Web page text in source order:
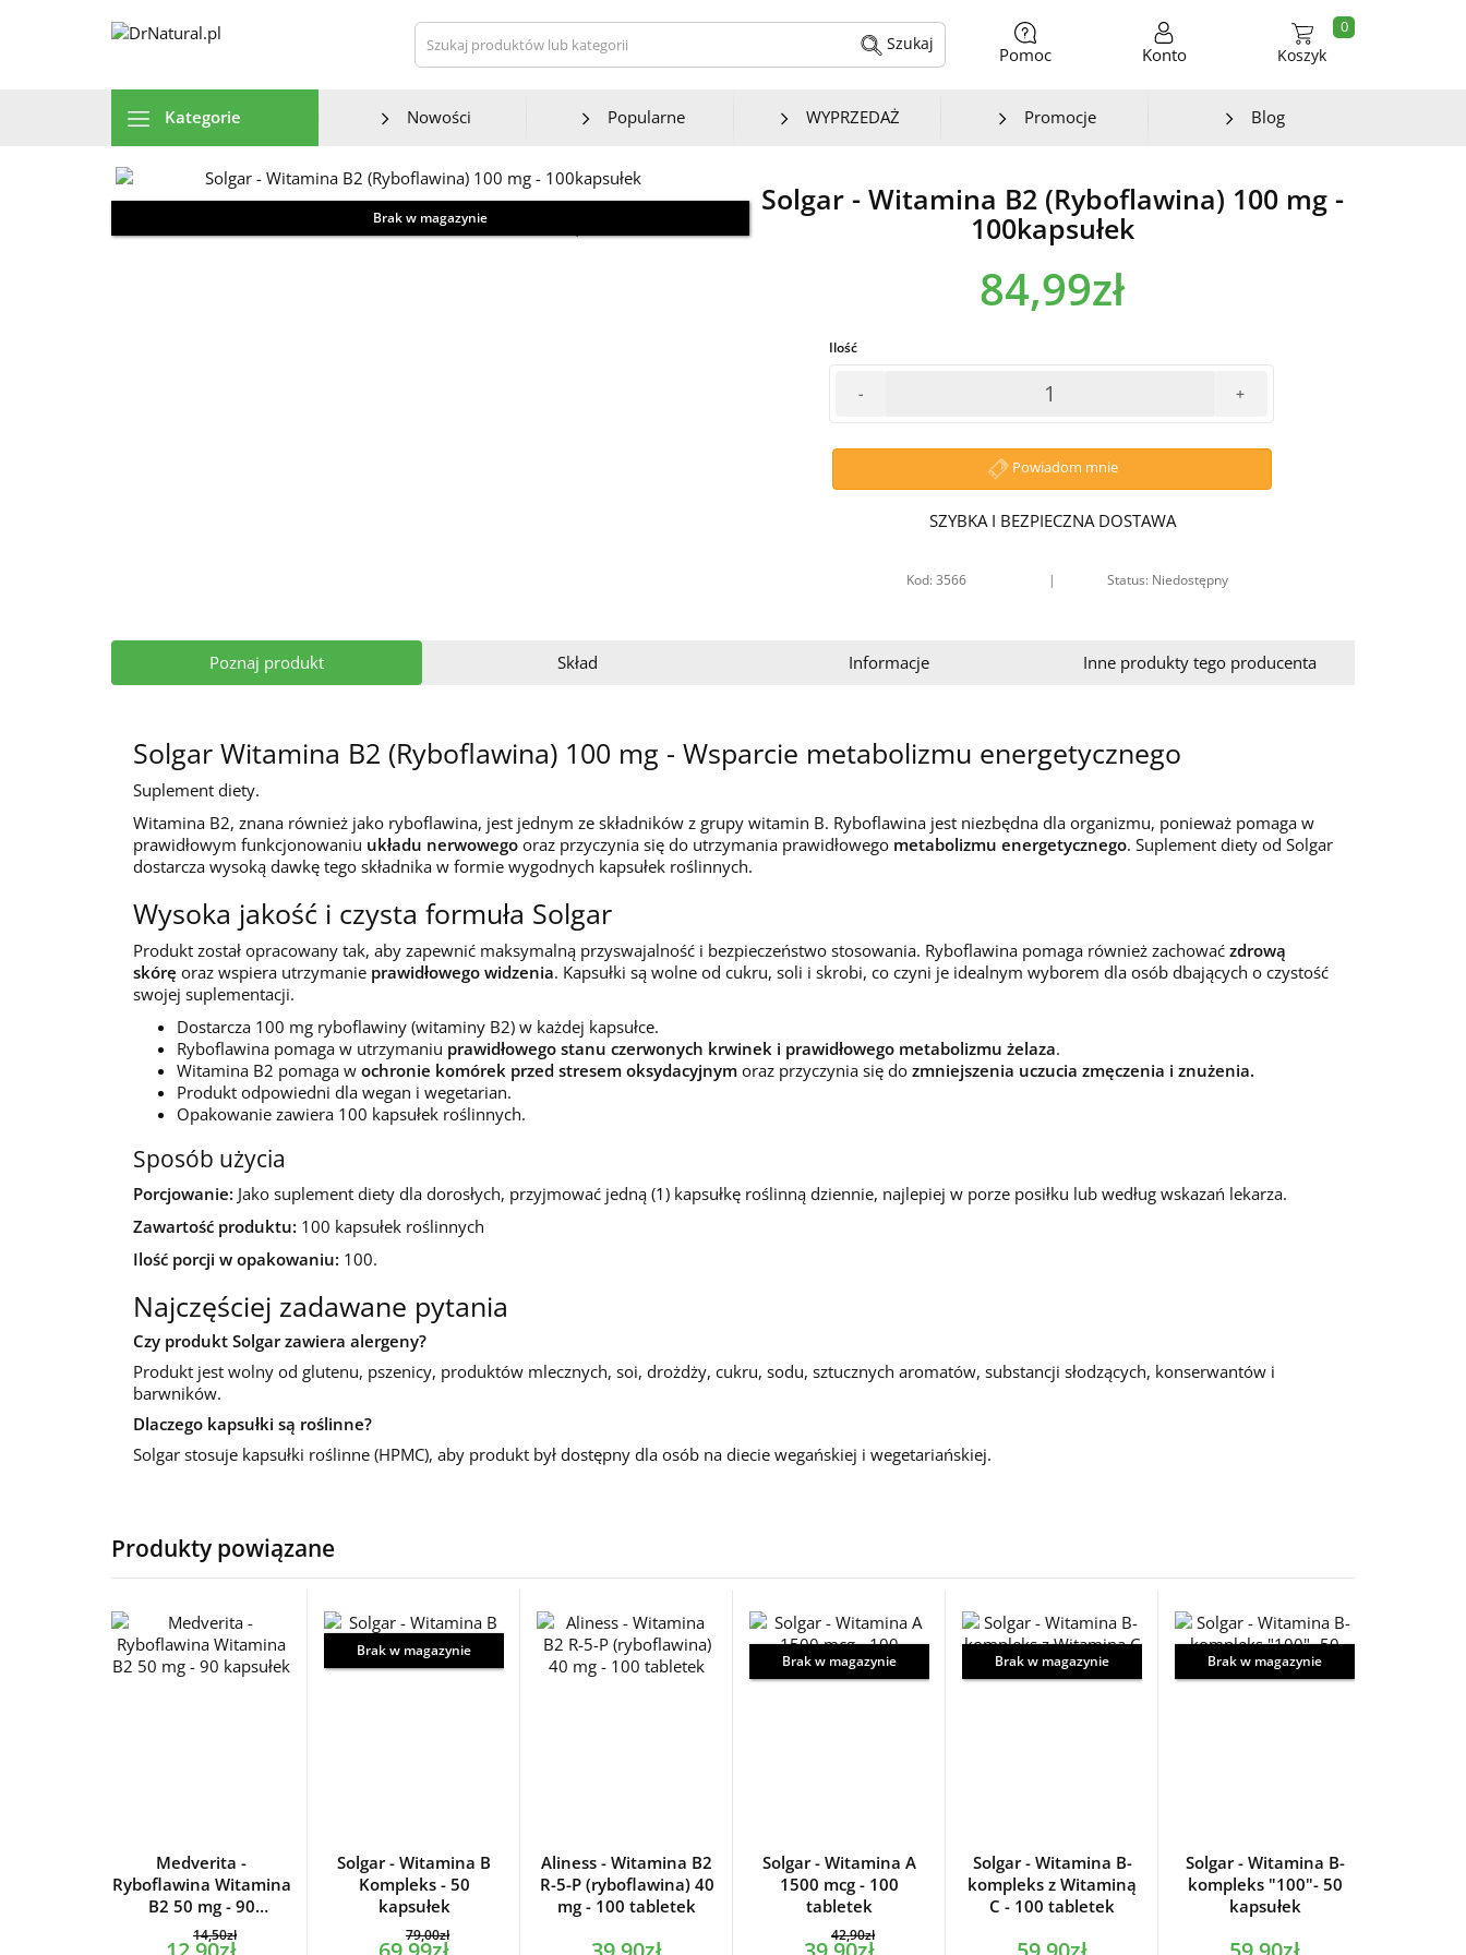
Szukaj produktów lub kategorii Szukaj
Pomoc Konto Koszyk
0
Kategorie Nowości Popularne WYPRZEDAŻ Promocje Blog
Brak w magazynie
Zdjęcie / wizualizacja produktu może odbiegać od aktualnego wyglądu.
Solgar - Witamina B2 (Ryboflawina) 100 mg -
100kapsułek
84,99zł
Ilość
- +
Powiadom mnie
SZYBKA I BEZPIECZNA DOSTAWA
Kod: 3566 | Status: Niedostępny
Poznaj produkt Skład Informacje Inne produkty tego producenta
Solgar Witamina B2 (Ryboflawina) 100 mg - Wsparcie metabolizmu energetycznego
Suplement diety.
Witamina B2, znana również jako ryboflawina, jest jednym ze składników z grupy witamin B. Ryboflawina jest niezbędna dla organizmu, ponieważ pomaga w
prawidłowym funkcjonowaniu układu nerwowego oraz przyczynia się do utrzymania prawidłowego metabolizmu energetycznego. Suplement diety od Solgar
dostarcza wysoką dawkę tego składnika w formie wygodnych kapsułek roślinnych.
Wysoka jakość i czysta formuła Solgar
Produkt został opracowany tak, aby zapewnić maksymalną przyswajalność i bezpieczeństwo stosowania. Ryboflawina pomaga również zachować zdrową
skórę oraz wspiera utrzymanie prawidłowego widzenia. Kapsułki są wolne od cukru, soli i skrobi, co czyni je idealnym wyborem dla osób dbających o czystość
swojej suplementacji.
Dostarcza 100 mg ryboflawiny (witaminy B2) w każdej kapsułce.
Ryboflawina pomaga w utrzymaniu prawidłowego stanu czerwonych krwinek i prawidłowego metabolizmu żelaza.
Witamina B2 pomaga w ochronie komórek przed stresem oksydacyjnym oraz przyczynia się do zmniejszenia uczucia zmęczenia i znużenia.
Produkt odpowiedni dla wegan i wegetarian.
Opakowanie zawiera 100 kapsułek roślinnych.
Sposób użycia
Porcjowanie: Jako suplement diety dla dorosłych, przyjmować jedną (1) kapsułkę roślinną dziennie, najlepiej w porze posiłku lub według wskazań lekarza.
Zawartość produktu: 100 kapsułek roślinnych
Ilość porcji w opakowaniu: 100.
Najczęściej zadawane pytania
Czy produkt Solgar zawiera alergeny?
Produkt jest wolny od glutenu, pszenicy, produktów mlecznych, soi, drożdży, cukru, sodu, sztucznych aromatów, substancji słodzących, konserwantów i
barwników.
Dlaczego kapsułki są roślinne?
Solgar stosuje kapsułki roślinne (HPMC), aby produkt był dostępny dla osób na diecie wegańskiej i wegetariańskiej.
Produkty powiązane
Medverita -
Ryboflawina Witamina
B2 50 mg - 90
kapsułek
14,50zł
Brak w magazynie
Solgar - Witamina B
Kompleks - 50
kapsułek
79,00zł
Aliness - Witamina B2
R-5-P (ryboflawina) 40
mg - 100 tabletek
Brak w magazynie
Solgar - Witamina A
1500 mcg - 100
tabletek
42,90zł
Brak w magazynie
Solgar - Witamina B-
kompleks z Witaminą
C - 100 tabletek
Brak w magazynie
Solgar - Witamina B-
kompleks "100"- 50
kapsułek